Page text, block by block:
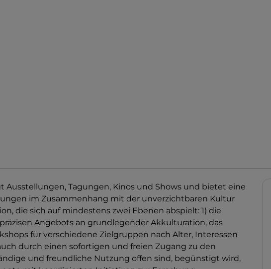
Ausstellungen, Tagungen, Kinos und Shows und bietet eine
im Zusammenhang mit der unverzichtbaren Kultur
die sich auf mindestens zwei Ebenen abspielt: 1) die
Angebots an grundlegender Akkulturation, das
für verschiedene Zielgruppen nach Alter, Interessen
durch einen sofortigen und freien Zugang zu den
und freundliche Nutzung offen sind, begünstigt wird,